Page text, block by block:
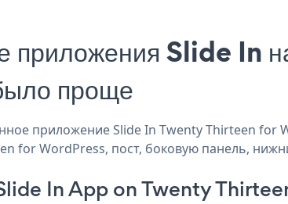
приложения Slide
проще
приложение Slide In Twenty Thirteen for
for WordPress, пост, боковую панель,
In App on Twenty